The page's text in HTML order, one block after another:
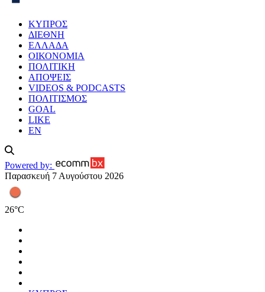
ΚΥΠΡΟΣ
ΔΙΕΘΝΗ
ΕΛΛΑΔΑ
ΟΙΚΟΝΟΜΙΑ
ΠΟΛΙΤΙΚΗ
ΑΠΟΨΕΙΣ
VIDEOS & PODCASTS
ΠΟΛΙΤΙΣΜΟΣ
GOAL
LIKE
EN
Powered by:
Παρασκευή 7 Αυγούστου 2026
26°C